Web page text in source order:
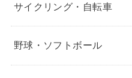
サイクリング・自転車
野球・ソフトボール